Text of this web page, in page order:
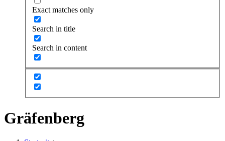
Exact matches only
Search in title
Search in content
Gräfenberg